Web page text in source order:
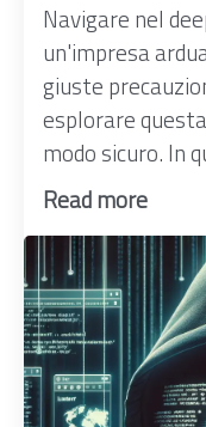
Navigare nel
un'impresa
giuste
esplorare
modo sicuro. In
Read more